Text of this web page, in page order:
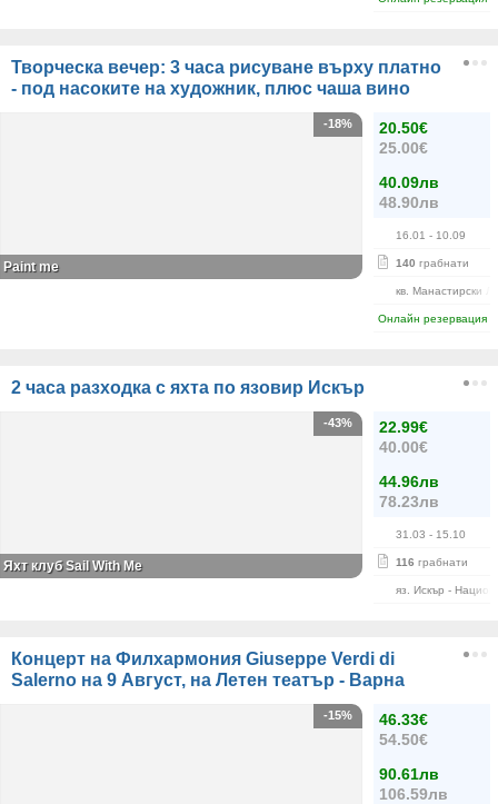
Творческа вечер: 3 часа рисуване върху платно
- под насоките на художник, плюс чаша вино
20.50€
25.00€
40.09лв
48.90лв
16.01 - 10.09
140 грабнати
кв. Манастирски
Онлайн резервация
-18%
Paint me
2 часа разходка с яхта по язовир Искър
22.99€
40.00€
44.96лв
78.23лв
31.03 - 15.10
116 грабнати
яз. Искър -
-43%
Яхт клуб Sail With Me
Концерт на Филхармония Giuseppe Verdi di
Salerno на 9 Август, на Летен театър - Варна
46.33€
54.50€
90.61лв
106.59лв
-15%